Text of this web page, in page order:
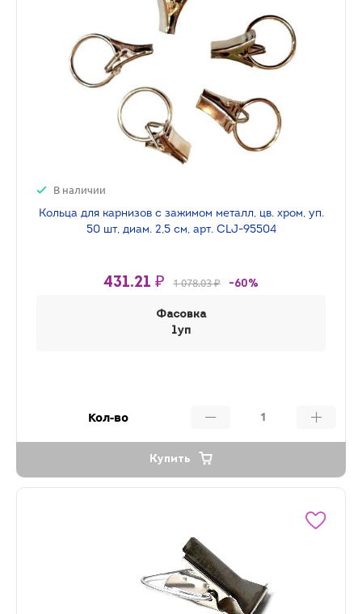
В наличии
Кольца для карнизов с зажимом металл, цв. хром, уп.
50 шт, диам. 2,5 см, арт. CLJ-95504
431.21 ₽ 1 078.03 ₽ -60%
Фасовка
1уп
Кол-во
Купить